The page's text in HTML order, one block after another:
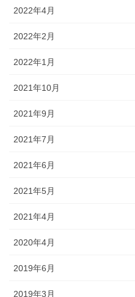
2022年4月
2022年2月
2022年1月
2021年10月
2021年9月
2021年7月
2021年6月
2021年5月
2021年4月
2020年4月
2019年6月
2019年3月